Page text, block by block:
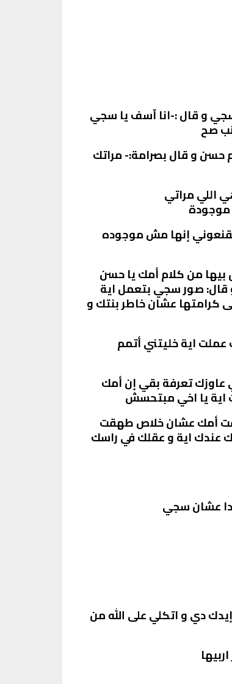
و قال :-انا آسف يا سجي
صح
و قال بصرامة:- مراتك
مراتي
موجودة
إنها مش موجوده
من كلام أمك يا حسن
صور سجي بتعمل اية
عشان خاطر بنتك و
اية خليتني أتمم
عاوزك تعرفة بقي إن أمك
يا اخي مبتحسش
أمك عشان خلاص طهقت
اية و عقلك في راسك
دا عشان سجي
دي و اتكلي على الله من